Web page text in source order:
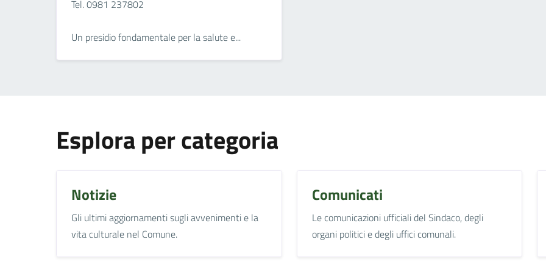
Tel. 0981 237802
Un presidio fondamentale per la salute e...
Esplora per categoria
Notizie
Gli ultimi aggiornamenti sugli avvenimenti e la
vita culturale nel Comune.
Comunicati
Le comunicazioni ufficiali del Sindaco, degli
organi politici e degli uffici comunali.